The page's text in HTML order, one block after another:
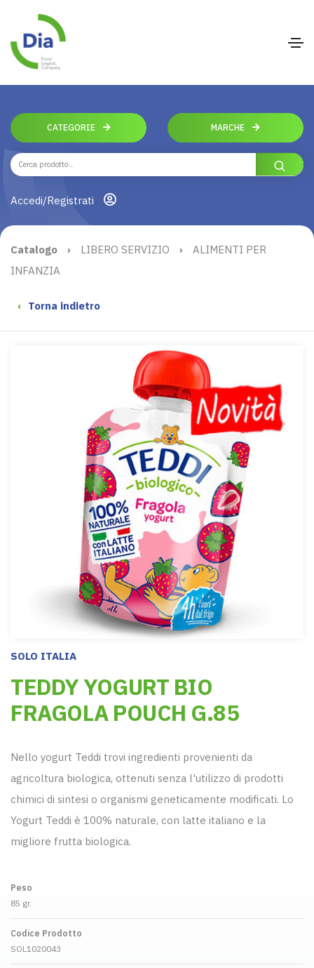
CATEGORIE MARCHE
Accedi/Registrati
Catalogo › LIBERO SERVIZIO ›
ALIMENTI PER
INFANZIA
‹ Torna indietro
SOLO ITALIA
TEDDY YOGURT BIO
FRAGOLA POUCH G.85
Nello yogurt Teddi trovi ingredienti provenienti da
agricoltura biologica, ottenuti senza l'utilizzo di prodotti
chimici di sintesi o organismi geneticamente modificati. Lo
Yogurt Teddi è 100% naturale, con latte italiano e la
migliore frutta biologica.
Peso
85 gr.
Codice Prodotto
SOL1020043